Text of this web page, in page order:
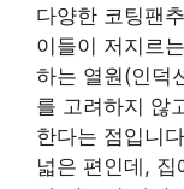
다양한 코팅팬
이들이 저지르
하는 열원(인덕
를 고려하지 않
한다는 점입니
넓은 편인데,